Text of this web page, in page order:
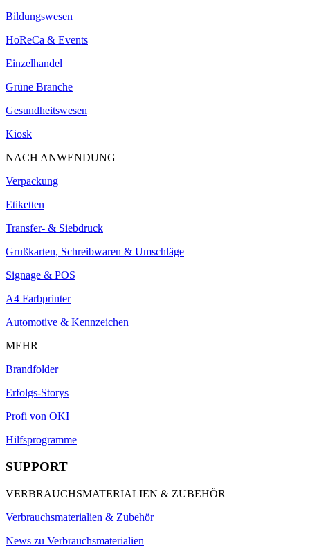
Bildungswesen
HoReCa & Events
Einzelhandel
Grüne Branche
Gesundheitswesen
Kiosk
NACH ANWENDUNG
Verpackung
Etiketten
Transfer- & Siebdruck
Grußkarten, Schreibwaren & Umschläge
Signage & POS
A4 Farbprinter
Automotive & Kennzeichen
MEHR
Brandfolder
Erfolgs-Storys
Profi von OKI
Hilfsprogramme
SUPPORT
VERBRAUCHSMATERIALIEN & ZUBEHÖR
Verbrauchsmaterialien & Zubehör
News zu Verbrauchsmaterialien